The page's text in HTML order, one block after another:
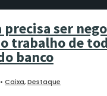
precisa ser
trabalho de
banco
• Caixa,Destaque